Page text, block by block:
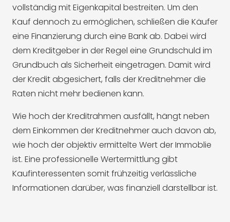
vollständig mit Eigenkapital bestreiten. Um den
Kauf dennoch zu ermöglichen, schließen die Käufer
eine Finanzierung durch eine Bank ab. Dabei wird
dem Kreditgeber in der Regel eine Grundschuld im
Grundbuch als Sicherheit eingetragen. Damit wird
der Kredit abgesichert, falls der Kreditnehmer die
Raten nicht mehr bedienen kann.
Wie hoch der Kreditrahmen ausfällt, hängt neben
dem Einkommen der Kreditnehmer auch davon ab,
wie hoch der objektiv ermittelte Wert der Immoblie
ist. Eine professionelle Wertermittlung gibt
Kaufinteressenten somit frühzeitig verlässliche
Informationen darüber, was finanziell darstellbar ist.